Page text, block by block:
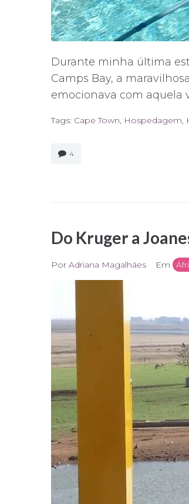
Durante minha última
Camps Bay, a
emocionava com aquela
Tags: Cape Town, Hospedagem,
4
Do Kruger a
Por Adriana Magalhães Em